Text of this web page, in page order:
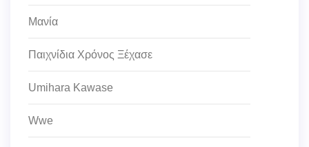
Μανία
Παιχνίδια Χρόνος Ξέχασε
Umihara Kawase
Wwe